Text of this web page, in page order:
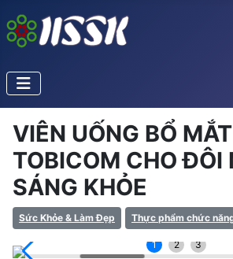
VIÊN UỐNG BỔ MẮT
TOBICOM CHO ĐÔI
SÁNG KHỎE
Sức Khỏe & Làm Đẹp Thực phẩm chức
1 2 3